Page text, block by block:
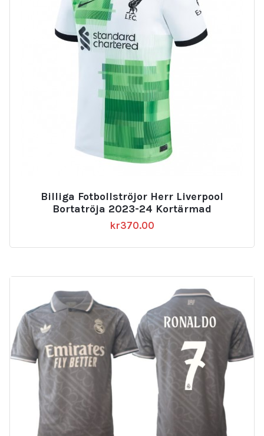
Billiga Fotbollströjor Herr Liverpool
Bortatröja 2023-24 Kortärmad
kr370.00